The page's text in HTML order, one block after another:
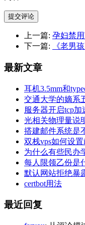
提交评论
上一篇: 孕妇禁
下一篇:
《老男孩
最新文章
耳机3.5mm和
交通大学的嫡系
服务器开启tcp加
光相关物理量说
搭建邮件系统是
双栈vps如何设
为什么有些民办
每人限领乙份是
默认网站拒绝暴
certbot用法
最近回复